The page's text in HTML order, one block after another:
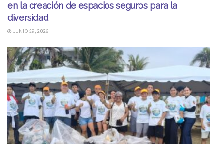
en la creación de espacios seguros para la
diversidad
JUNIO 29, 2026